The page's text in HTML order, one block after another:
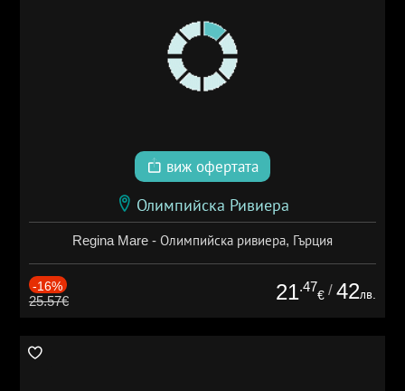
виж офертата
Олимпийска Ривиера
Regina Mare - Олимпийска ривиера, Гърция
-16%
25.57€ 21.47
€ / 42лв.